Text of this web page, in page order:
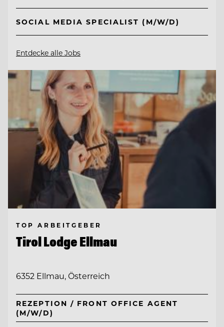
SOCIAL MEDIA SPECIALIST (M/W/D)
Entdecke alle Jobs
TOP ARBEITGEBER
Tirol Lodge Ellmau
6352 Ellmau, Österreich
REZEPTION / FRONT OFFICE AGENT
(M/W/D)